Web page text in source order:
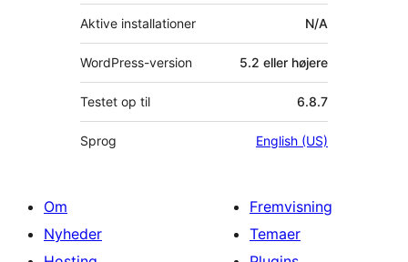
Aktive installationer N/A
WordPress-version 5.2 eller højere
Testet op til 6.8.7
Sprog English (US)
Om
Nyheder
Fremvisning
Temaer